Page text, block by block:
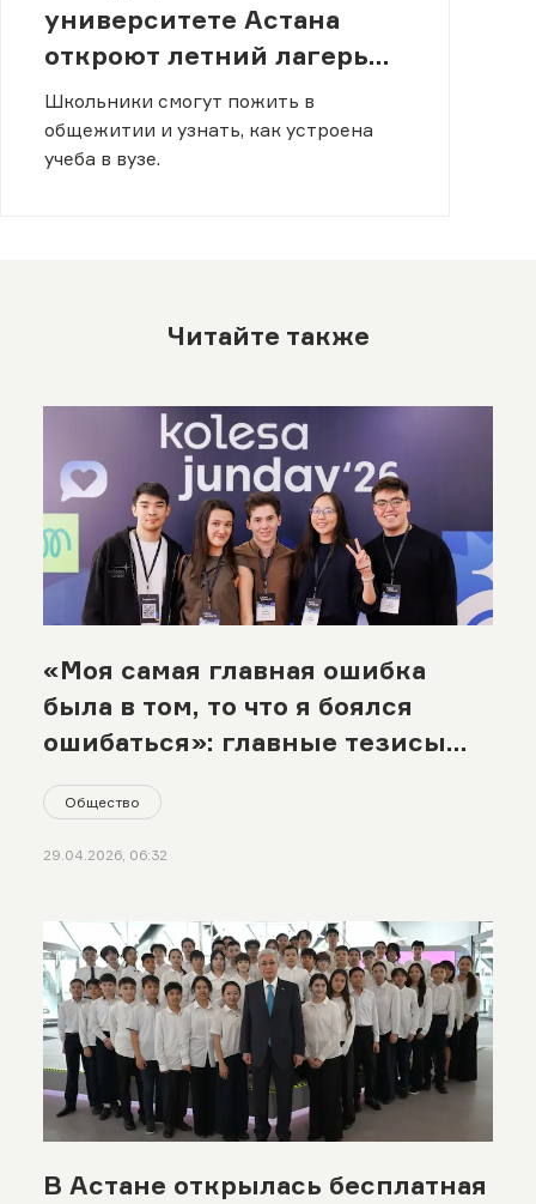
университете Астана
откроют летний лагерь
для будущих врачей
Школьники смогут пожить в
общежитии и узнать, как устроена
учеба в вузе.
Читайте также
«Моя самая главная ошибка
была в том, то что я боялся
ошибаться»: главные тезисы
спикеров для молодежи с
крупнейшей региональной IT-
конференции Kolesa JunDay’26
Общество
29.04.2026, 06:32
В Астане открылась бесплатная